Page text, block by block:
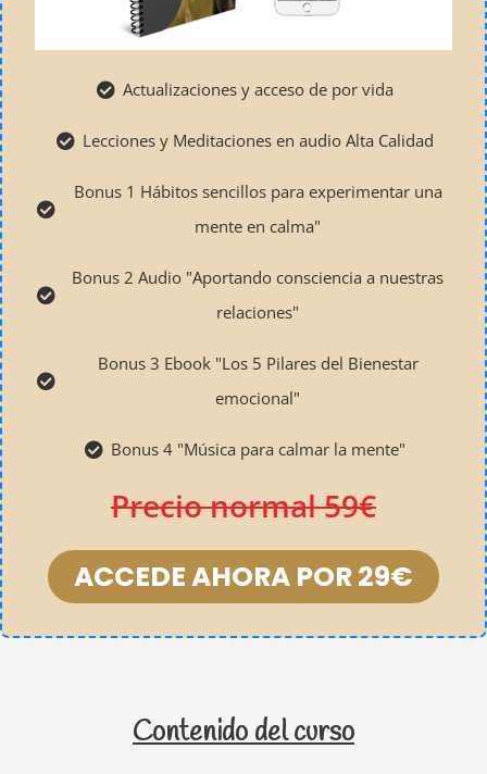
Actualizaciones y acceso de por vida
Lecciones y Meditaciones en audio Alta Calidad
Bonus 1 Hábitos sencillos para experimentar una
mente en calma"
Bonus 2 Audio "Aportando consciencia a nuestras
relaciones"
Bonus 3 Ebook "Los 5 Pilares del Bienestar
emocional"
Bonus 4 "Música para calmar la mente"
Precio normal 59€
ACCEDE AHORA POR 29€
Contenido del curso